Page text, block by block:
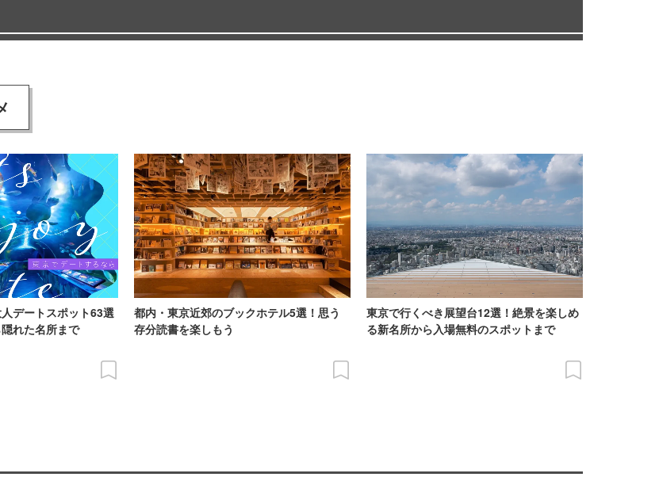
人デートスポット63選
れた名所まで
都内・東京近郊のブックホテル5選！思う
存分読書を楽しもう
東京で行くべき展望台12選！絶景を楽しめ
る新名所から入場無料のスポットまで